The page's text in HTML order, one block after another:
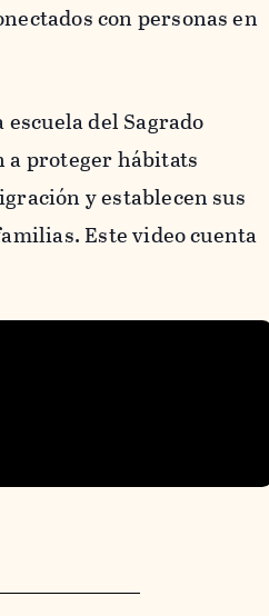
con personas en
del Sagrado
a proteger hábitats
y establecen sus
Este video cuenta